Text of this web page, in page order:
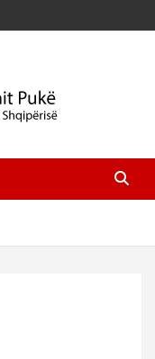
Zyrtare